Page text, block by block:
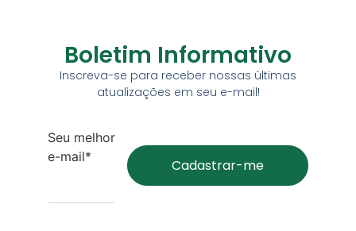
Boletim Informativo
Inscreva-se para receber nossas últimas
atualizações em seu e-mail!
Seu melhor
e-mail*